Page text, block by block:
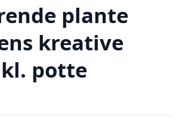
plante
kreative
potte